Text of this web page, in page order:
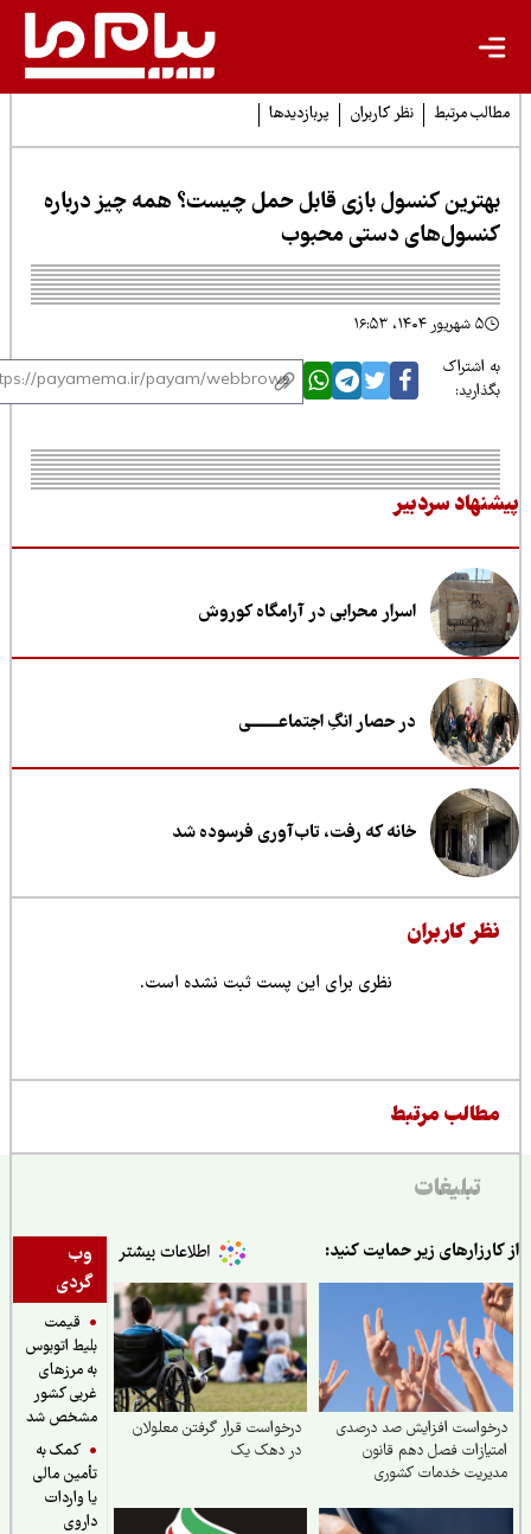
مرتبط نظر کاربران پربازدیدها
کنسول بازی قابل حمل چیست؟ همه چیز درباره
دستی محبوب
اشتراک
سردبیر
اسرار محرابی در آرامگاه کوروش
در حصار انگِ اجتماعــــــــی
خانه که رفت، تاب‌آوری فرسوده شد
کاربران
نظری برای این پست ثبت نشده است.
مرتبط
تبلیغات
وب
گردی
قیمت
بلیط اتوبوس
به مرزهای
غربی کشور
مشخص شد
کمک به
تأمین مالی
یا واردات
زیر حمایت کنید:
افزایش صد درصدی
فصل دهم قانون
خدمات کشوری
درخواست قرار گرفتن معلولان
در دهک یک